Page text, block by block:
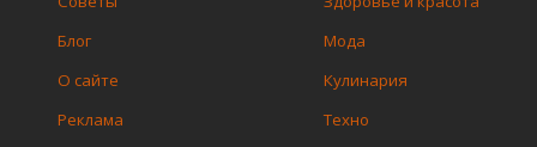
Блог
О сайте
Реклама
Мода
Кулинария
Техно